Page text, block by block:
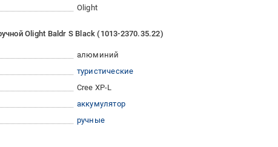
Olight
Olight Baldr S Black (1013-2370.35.22)
алюминий
туристические
Cree XP-L
аккумулятор
ручные